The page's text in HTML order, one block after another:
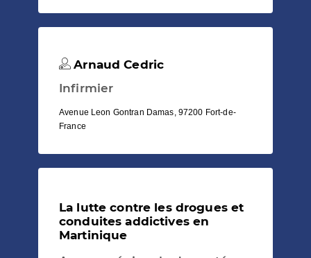
Arnaud Cedric
Infirmier
Avenue Leon Gontran Damas, 97200 Fort-de-
France
La lutte contre les drogues et
conduites addictives en
Martinique